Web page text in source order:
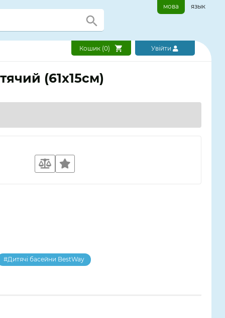
мова язык
Кошик (0) Увійти
(61х15см)
#Дитячі басейни BestWay